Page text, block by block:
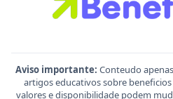
Aviso importante: Conteudo
artigos educativos sobre
valores e disponibilidade podem